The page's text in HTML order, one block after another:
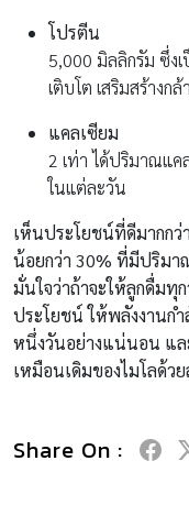
โปรตีน
5,000 มิลลิกรัม ซึ่ง
เติบโต เสริมสร้างก
แคลเซียม
2 เท่า ได้ปริมาณแค
ในแต่ละวัน
เห็นประโยชน์ที่ดีมากกว่
น้อยกว่า 30% ที่มีปริมา
มั่นใจว่าถ้าจะให้ลูกดื่มทุ
ประโยชน์ ให้พลังงานกำ
หนึ่งวันอย่างแน่นอน แล
เหมือนเดิมของไมโลด้วย
Share On :